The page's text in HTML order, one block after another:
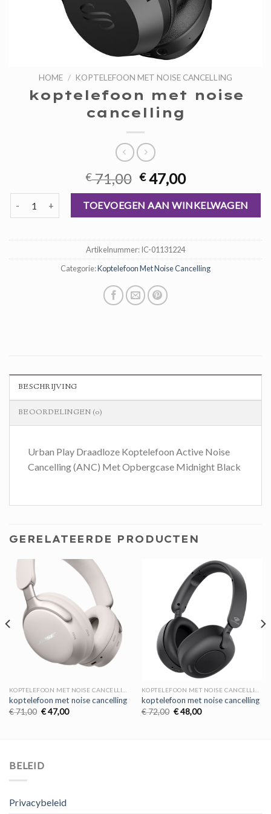
HOME / KOPTELEFOON MET NOISE CANCELLING
koptelefoon met noise
cancelling
€71,00 Oorspronkelijke
prijs
was:
€ 71,00.
€47,00Huidige
prijs
is:
€ 47,00.
koptelefoon met noise cancelling aantal
TOEVOEGEN AAN WINKELWAGEN
Artikelnummer:IC-01131224
Categorie:Koptelefoon Met Noise Cancelling
BESCHRIJVING
BEOORDELINGEN (0)
Urban Play Draadloze Koptelefoon Active Noise
Cancelling (ANC) Met Opbergcase Midnight Black
GERELATEERDE PRODUCTEN
koptelefoon met noise cancelling
€71,00 Oorspronkelijke
€47,00Huidige
koptelefoon met noise cancelling
€72,00 Oorspronkelijke
€48,00Huidige
BELEID
Privacybeleid